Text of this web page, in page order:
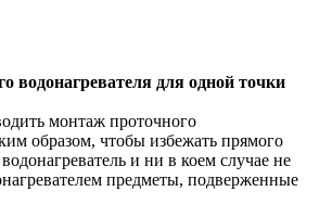
водонагревателя для одной точки
монтаж проточного
образом, чтобы избежать прямого
и ни в коем случае не
предметы, подверженные